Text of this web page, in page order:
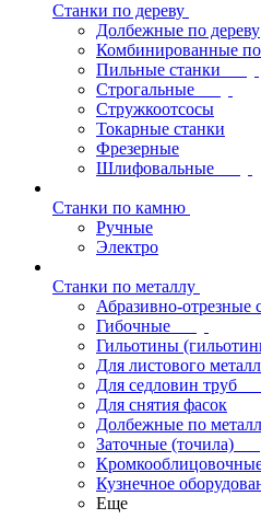
Станки по дереву
Долбежные по дереву
Комбинированные по
Пильные станки
Строгальные
Стружкоотсосы
Токарные станки
Фрезерные
Шлифовальные
Станки по камню
Ручные
Электро
Станки по металлу
Абразивно-отрезные
Гибочные
Гильотины
Для листового
Для седловин труб
Для снятия фасок
Долбежные по
Заточные (точила)
Кузнечное
Еще